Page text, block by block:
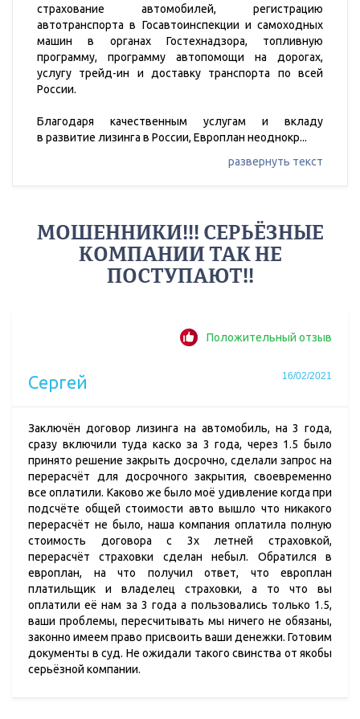
страхование автомобилей, регистрацию
автотранспорта в Госавтоинспекции и самоходных
машин в органах Гостехнадзора, топливную
программу, программу автопомощи на дорогах,
услугу трейд-ин и доставку транспорта по всей
России.
Благодаря качественным услугам и вкладу
в развитие лизинга в России, Европлан неоднокр...
развернуть текст
МОШЕННИКИ!!! СЕРЬЁЗНЫЕ
КОМПАНИИ ТАК НЕ
ПОСТУПАЮТ!!
Положительный отзыв
Сергей 16/02/2021
Заключён договор лизинга на автомобиль, на 3 года,
сразу включили туда каско за 3 года, через 1.5 было
принято решение закрыть досрочно, сделали запрос на
перерасчёт для досрочного закрытия, своевременно
все оплатили. Каково же было моё удивление когда при
подсчёте общей стоимости авто вышло что никакого
перерасчёт не было, наша компания оплатила полную
стоимость договора с 3х летней страховкой,
перерасчёт страховки сделан небыл. Обратился в
европлан, на что получил ответ, что европлан
платильщик и владелец страховки, а то что вы
оплатили её нам за 3 года а пользовались только 1.5,
ваши проблемы, пересчитывать мы ничего не обязаны,
законно имеем право присвоить ваши денежки. Готовим
документы в суд. Не ожидали такого свинства от якобы
серьёзной компании.